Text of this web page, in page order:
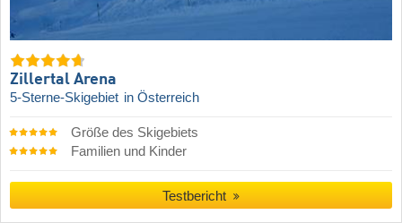
Zillertal Arena
5-Sterne-Skigebiet in Österreich
Größe des Skigebiets
Familien und Kinder
Testbericht